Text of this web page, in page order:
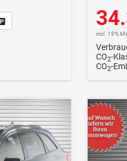
(PDF)
Fahrzeug parken
incl. 19%
CO2-
CO2-